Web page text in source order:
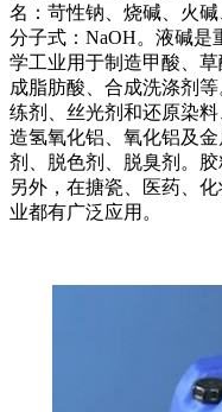
名：苛性钠、烧碱、火
分子式：NaOH。液碱是
学工业用于制造甲酸、
成脂肪酸、合成洗涤剂
练剂、丝光剂和还原染
造氢氧化铝、氧化铝及
剂、脱色剂、脱臭剂。
另外，在搪瓷、医药、
业都有广泛应用。